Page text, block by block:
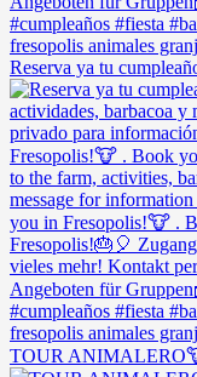
Reserva ya tu
TOUR